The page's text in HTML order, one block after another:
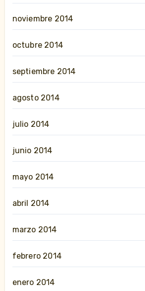
noviembre 2014
octubre 2014
septiembre 2014
agosto 2014
julio 2014
junio 2014
mayo 2014
abril 2014
marzo 2014
febrero 2014
enero 2014